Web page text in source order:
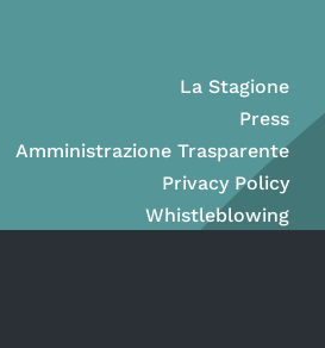
La Stagione
Press
Amministrazione Trasparente
Privacy Policy
Whistleblowing